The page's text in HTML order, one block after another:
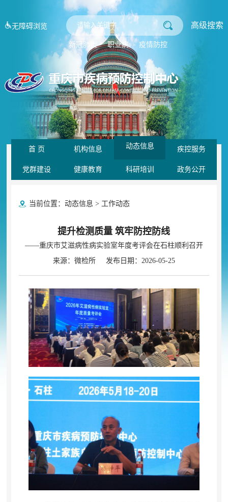
无障碍浏览 高级搜索
新冠肺炎 职业病 疫情防控
首 页 机构信息 动态信息 疾控服务
党群建设 健康教育 科研培训 政务公开
当前位置： 动态信息 > 工作动态
提升检测质量 筑牢防控防线
——重庆市艾滋病性病实验室年度考评会在石柱顺利召开
来源：微检所 发布日期：2026-05-25